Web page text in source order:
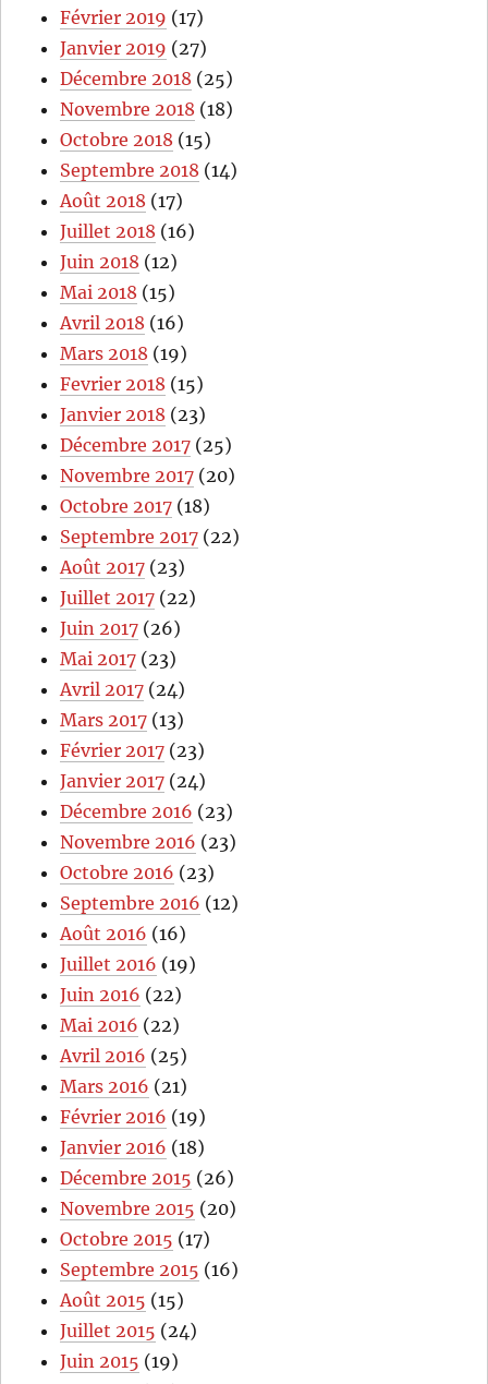
Février 2019 (17)
Janvier 2019 (27)
Décembre 2018 (25)
Novembre 2018 (18)
Octobre 2018 (15)
Septembre 2018 (14)
Août 2018 (17)
Juillet 2018 (16)
Juin 2018 (12)
Mai 2018 (15)
Avril 2018 (16)
Mars 2018 (19)
Fevrier 2018 (15)
Janvier 2018 (23)
Décembre 2017 (25)
Novembre 2017 (20)
Octobre 2017 (18)
Septembre 2017 (22)
Août 2017 (23)
Juillet 2017 (22)
Juin 2017 (26)
Mai 2017 (23)
Avril 2017 (24)
Mars 2017 (13)
Février 2017 (23)
Janvier 2017 (24)
Décembre 2016 (23)
Novembre 2016 (23)
Octobre 2016 (23)
Septembre 2016 (12)
Août 2016 (16)
Juillet 2016 (19)
Juin 2016 (22)
Mai 2016 (22)
Avril 2016 (25)
Mars 2016 (21)
Février 2016 (19)
Janvier 2016 (18)
Décembre 2015 (26)
Novembre 2015 (20)
Octobre 2015 (17)
Septembre 2015 (16)
Août 2015 (15)
Juillet 2015 (24)
Juin 2015 (19)